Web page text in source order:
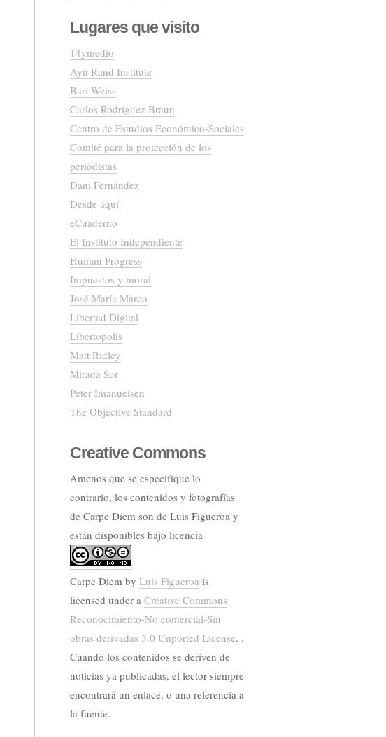
Lugares que visito
14ymedio
Ayn Rand Institute
Bari Weiss
Carlos Rodríguez Braun
Centro de Estudios Económico-Sociales
Comité para la protección de los
periodistas
Dani Fernández
Desde aquí
eCuaderno
El Instituto Independiente
Human Progress
Impuestos y moral
José María Marco
Libertad Digital
Libertopolis
Matt Ridley
Mirada Sur
Peter Imanuelsen
The Objective Standard
Creative Commons
Amenos que se especifíque lo
contrario, los contenidos y fotografías
de Carpe Diem son de Luis Figueroa y
están disponibles bajo licencia
Carpe Diem by Luis Figueroa is
licensed under a Creative Commons
Reconocimiento-No comercial-Sin
obras derivadas 3.0 Unported License. .
Cuando los contenidos se deriven de
noticias ya publicadas, el lector siempre
encontrará un enlace, o una referencia a
la fuente.